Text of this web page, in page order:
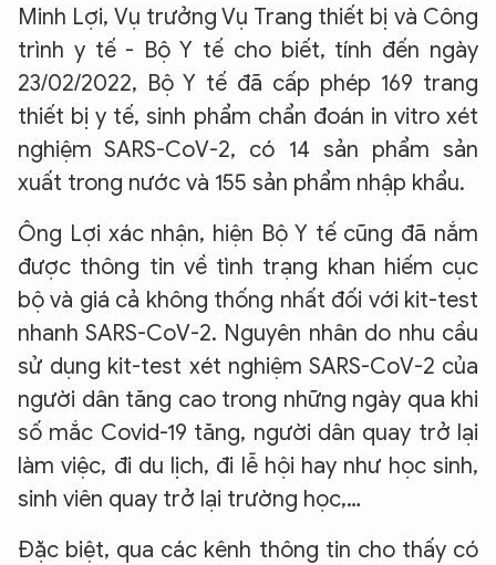
Minh Lợi, Vụ trưởng Vụ Trang thiết bị và Công
trình y tế - Bộ Y tế cho biết, tính đến ngày
23/02/2022, Bộ Y tế đã cấp phép 169 trang
thiết bị y tế, sinh phẩm chẩn đoán in vitro xét
nghiệm SARS-CoV-2, có 14 sản phẩm sản
xuất trong nước và 155 sản phẩm nhập khẩu.
Ông Lợi xác nhận, hiện Bộ Y tế cũng đã nắm
được thông tin về tình trạng khan hiếm cục
bộ và giá cả không thống nhất đối với kit-test
nhanh SARS-CoV-2. Nguyên nhân do nhu cầu
sử dụng kit-test xét nghiệm SARS-CoV-2 của
người dân tăng cao trong những ngày qua khi
số mắc Covid-19 tăng, người dân quay trở lại
làm việc, đi du lịch, đi lễ hội hay như học sinh,
sinh viên quay trở lại trường học,…
Đặc biệt, qua các kênh thông tin cho thấy có